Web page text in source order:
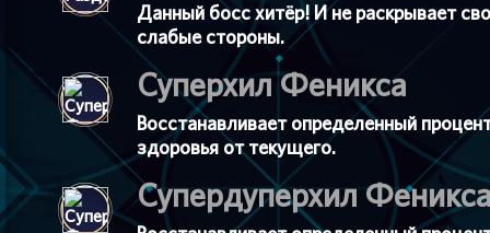
Данный босс хитёр! И не раскрывает
слабые стороны.
Суперхил Феникса
Восстанавливает определенный
здоровья от текущего.
Супердуперхил